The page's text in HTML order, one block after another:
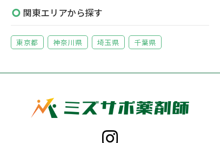
関東エリアから探す
東京都 神奈川県 埼玉県 千葉県